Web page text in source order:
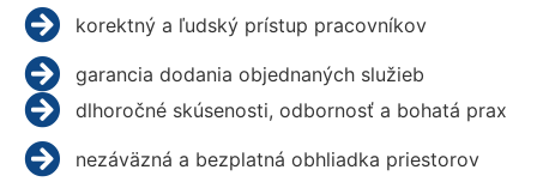
korektný a ľudský prístup pracovníkov
garancia dodania objednaných služieb
dlhoročné skúsenosti, odbornosť a bohatá prax
nezáväzná a bezplatná obhliadka priestorov